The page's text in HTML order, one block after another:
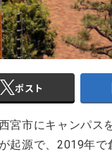
ポスト
宮市にキャンパス
起源で、2019年